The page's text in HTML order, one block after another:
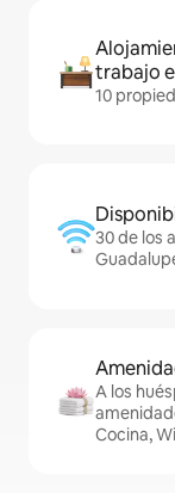
trabajo
10
30 de los
A los
Cocina,